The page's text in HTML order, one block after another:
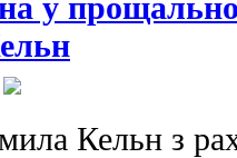
Кельн з